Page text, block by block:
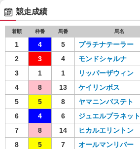
競走成績
着順 枠番 馬番 馬名
1 4 5 プラチナテーラー
2
3 4 モンドシャルナ
3
1 1 リッパーザウィン
4
8 13 ケイリンボス
5
5 8 ヤマニンバステト
6
4 6 ジュエルプラネット
7
8 14 ヒカルエリントン
8
5 7 オールマンリバー